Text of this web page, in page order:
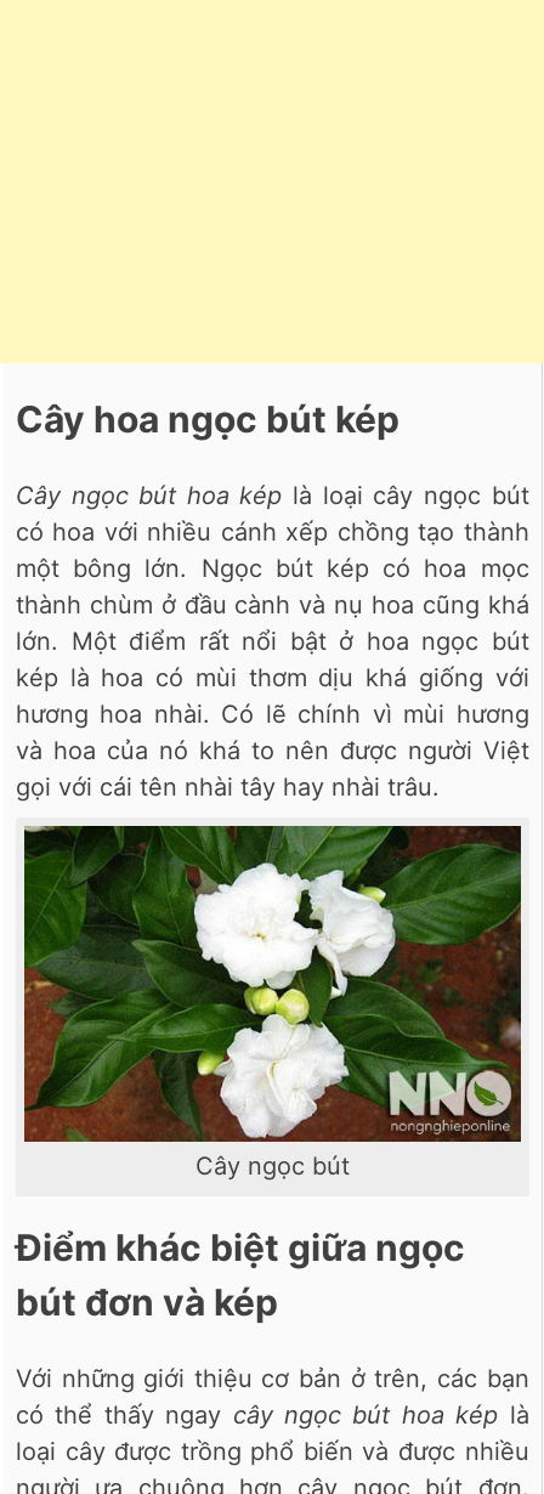
Cây hoa ngọc bút kép
Cây ngọc bút hoa kép là loại cây ngọc bút
có hoa với nhiều cánh xếp chồng tạo thành
một bông lớn. Ngọc bút kép có hoa mọc
thành chùm ở đầu cành và nụ hoa cũng khá
lớn. Một điểm rất nổi bật ở hoa ngọc bút
kép là hoa có mùi thơm dịu khá giống với
hương hoa nhài. Có lẽ chính vì mùi hương
và hoa của nó khá to nên được người Việt
gọi với cái tên nhài tây hay nhài trâu.
Cây ngọc bút
Điểm khác biệt giữa ngọc
bút đơn và kép
Với những giới thiệu cơ bản ở trên, các bạn
có thể thấy ngay cây ngọc bút hoa kép là
loại cây được trồng phổ biến và được nhiều
người ưa chuộng hơn cây ngọc bút đơn.